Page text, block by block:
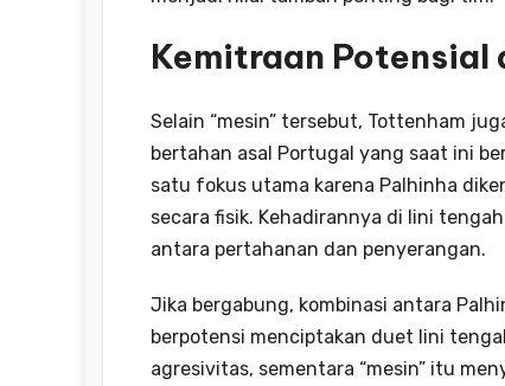
Kemitraan Potensial
Selain “mesin” tersebut, Tottenham
bertahan asal Portugal yang saat ini
satu fokus utama karena Palhinha
secara fisik. Kehadirannya di lini
antara pertahanan dan penyerangan.
Jika bergabung, kombinasi antara
berpotensi menciptakan duet lini
agresivitas, sementara “mesin” itu